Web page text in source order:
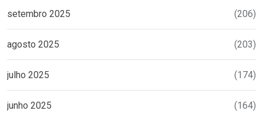
setembro 2025 (206)
agosto 2025 (203)
julho 2025 (174)
junho 2025 (164)